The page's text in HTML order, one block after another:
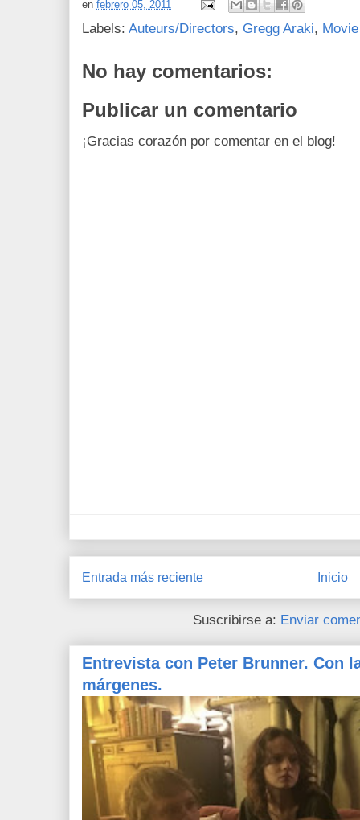
en febrero 05, 2011
Labels: Auteurs/Directors, Gregg Araki,
No hay comentarios:
Publicar un comentario
¡Gracias corazón por comentar en el blog!
Entrada más reciente Inicio
Suscribirse a: Enviar
Entrevista con Peter Brunner. Con
márgenes.